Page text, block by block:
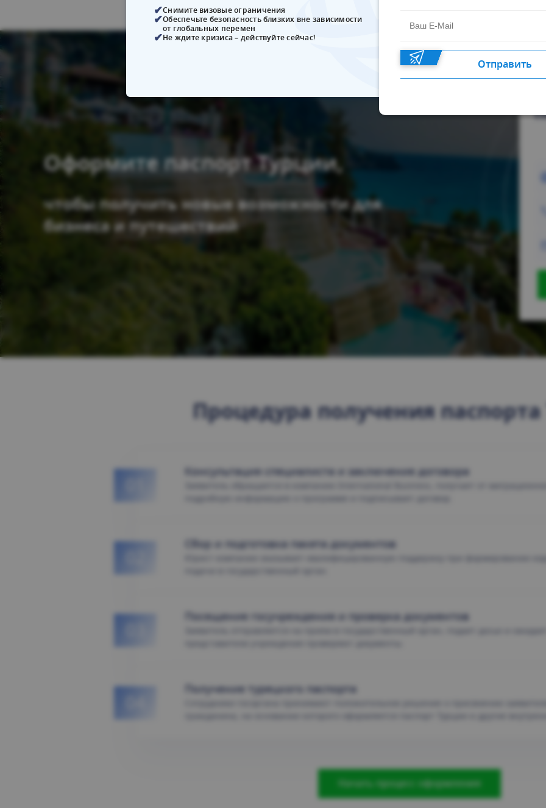
Оформите паспорт Турции,
чтобы получить новые возможности для
бизнеса и путешествий
Процедура получения
Консультация специалиста и заключение договора
Сбор и подготовка пакета документов
Посещение госучреждения и проверка документов
Получение турецкого паспорта
Начать процесс оформления
Снимите визовые ограничения
Обеспечьте безопасность близких вне зависимости
от глобальных перемен
Не ждите кризиса – действуйте сейчас!
Отправить